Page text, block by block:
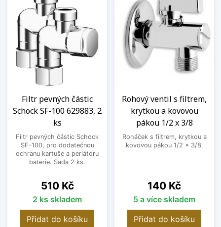
Filtr pevných částic
Schock SF-100 629883, 2
ks
Filtr pevných částic Schock
SF-100, pro dodatečnou
ochranu kartuše a perlátoru
baterie. Sada 2 ks.
Cena
510 Kč
2 ks skladem
Přidat do košíku
Rohový ventil s filtrem,
krytkou a kovovou
pákou 1/2 x 3/8
Roháček s filtrem, krytkou a
kovovou pákou 1/2 x 3/8.
Cena
140 Kč
5 a více skladem
Přidat do košíku